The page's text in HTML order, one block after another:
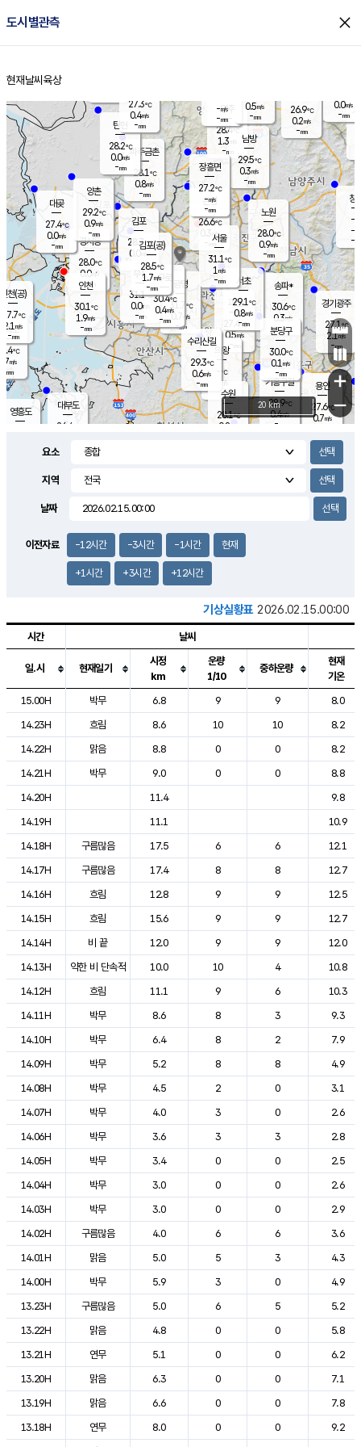
도시별관측 close
홈
현재날씨 육상
의도
℃
m/s
mm
영흥도
양주
28.4℃
1.3
-mm
과천
27.4℃
0.5m/s
- mm
용인
27.6℃
0.7m/s
경기광주
27.1℃
2.1m/s
-mm
0.0m/s
대부도
26.4
경서동
28.0℃
0.0m/s
-mm
파주금촌
28.1℃
0.8m/s
-mm
26.9℃
0.2m/s
-mm
대곶
27.4℃
0.0m/s
-mm
창
-
-m/
-
탄현
28.2℃
0.0m/s
-mm
0.0m/s
-mm
의왕
- ℃
m/s
mm
김포
28.7℃
0.0 m/s
mm
광명
31.7 ℃
0.7 m/s
-mm
부천
31.1℃
0.0m/s
-mm
양촌
29.2℃
0.9m/s
-mm
구로
30.4℃
0.4m/s
-mm
은평
26.6℃
0.3 m/s
- mm
노원
28.0℃
0.9m/s
-mm
송파*
30.6℃
0.3m/s
-mm
서초
29.1℃
0.8m/s
-mm
남방
29.5℃
0.3m/s
-mm
기흥구갈
28.9℃
0.4m/s
-
수리산길
29.3℃
0.6m/s
-mm
분당구
30.0℃
0.1 m/s
-mm
장흥면
27.2℃
-m/s
-mm
-m/s
-mm
인천(공)
27.7℃
2.1 m/s
-mm
김포(공)
28.5℃
1.7m/s
-mm
수원
28.1℃
0.8 m/s
인천
30.1℃
1.9m/s
-mm
서울
31.1℃
1 m/s
-mm
27.3℃
0.4m/s
-mm
0.5m/s
-mm
+
−
20 km
요소
지역
날짜
이전자료 -12시간 -3시간 -1시간 현재
+1시간 +3시간 +12시간
기상실황표 2026.02.15.00:00
도시별 기상실황표로 지점, 날씨, 기온, 강수, 바람, 기압등을 안내한 표입
시간 날씨
일.시 현재일기
시정
km
운량
1/10
중하운량
현재
기온
15.00H
박무 6.8 9 9
8.0
14.23H
흐림 8.6 10 10
8.2
14.22H
맑음 8.8 0 0
8.2
14.21H
박무 9.0 0 0
8.8
14.20H
11.4
9.8
14.19H
11.1
10.9
14.18H
구름많음 17.5 6 6
12.1
14.17H
구름많음 17.4 8 8
12.7
14.16H
흐림 12.8 9 9
12.5
14.15H
흐림 15.6 9 9
12.7
14.14H
비 끝 12.0 9 9
12.0
14.13H
약한 비 단속적 10.0 10 4
10.8
14.12H
흐림 11.1 9 6
10.3
14.11H
박무 8.6 8 3
9.3
14.10H
박무 6.4 8 2
7.9
14.09H
박무 5.2 8 8
4.9
14.08H
박무 4.5 2 0
3.1
14.07H
박무 4.0 3 0
2.6
14.06H
박무 3.6 3 3
2.8
14.05H
박무 3.4 0 0
2.5
14.04H
박무 3.0 0 0
2.6
14.03H
박무 3.0 0 0
2.9
14.02H
구름많음 4.0 6 6
3.6
14.01H
맑음 5.0 5 3
4.3
14.00H
박무 5.9 3 0
4.9
13.23H
구름많음 5.0 6 5
5.2
13.22H
맑음 4.8 0 0
5.8
13.21H
연무 5.1 0 0
6.2
13.20H
맑음 6.3 0 0
7.1
13.19H
맑음 6.6 0 0
7.8
13.18H
연무 8.0 0 0
9.2